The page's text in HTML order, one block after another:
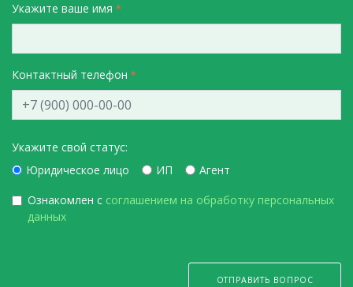
Укажите ваше имя
Контактный телефон
Укажите свой статус:
Юридическое лицо
ИП
Агент
Ознакомлен с соглашением на обработку персональных
данных
ОТПРАВИТЬ ВОПРОС